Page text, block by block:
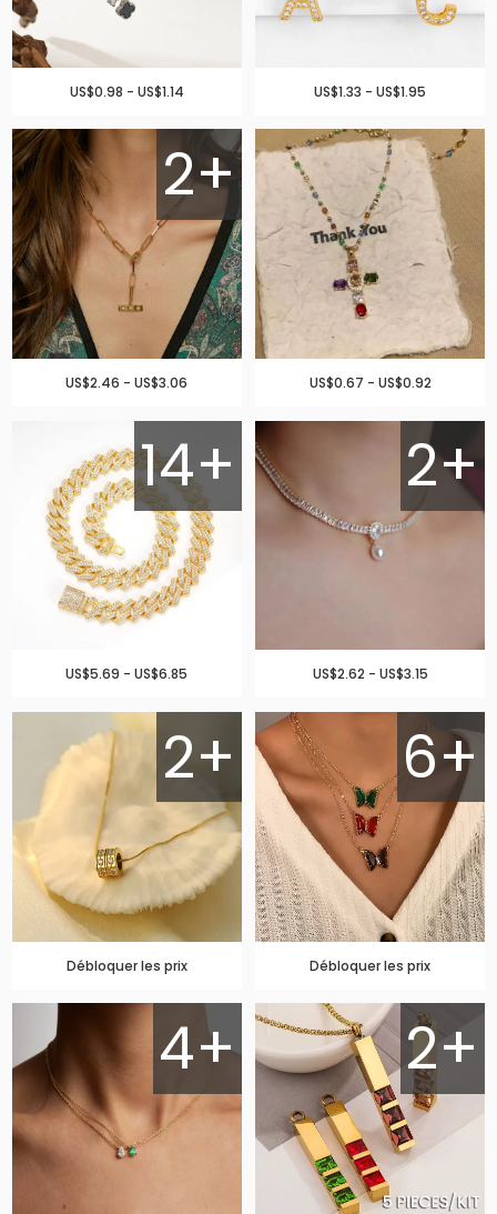
US$0.98 - US$1.14 US$1.33 - US$1.95
2+
US$2.46 - US$3.06 US$0.67 - US$0.92
14+
US$5.69 - US$6.85
2+
US$2.62 - US$3.15
2+
Débloquer les prix
6+
Débloquer les prix
4+ 2+